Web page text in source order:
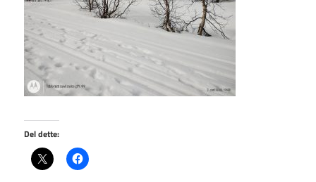
Del dette: